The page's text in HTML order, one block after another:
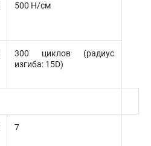
500 Н/см
300 циклов (радиус
изгиба: 15D)
7